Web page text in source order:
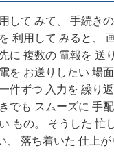
して みて、 手続き
利用して みると、
に 複数の 電報を 送
を お送りしたい 場
件ずつ 入力を 繰り
でも スムーズに 手
もの。 そうした 忙
、 落ち着いた 仕上